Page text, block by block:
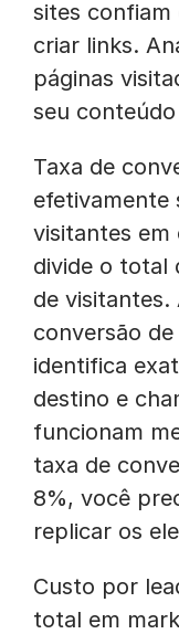
sites confiam
criar links.
páginas
seu
Taxa de
efetivamente
visitantes em
divide o total
de
conversão
identifica
destino e
funcionam
taxa de
8%, você
replicar os
Custo por
total em